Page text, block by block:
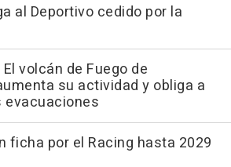
al Deportivo cedido por la
volcán de Fuego de
su actividad y obliga a
evacuaciones
ficha por el Racing hasta 2029